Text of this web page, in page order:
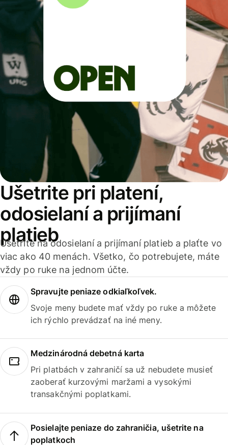
Ušetrite pri platení,
odosielaní a prijímaní
platieb
Ušetrite na odosielaní a prijímaní platieb a plaťte vo
viac ako 40 menách. Všetko, čo potrebujete, máte
vždy po ruke na jednom účte.
Spravujte peniaze odkiaľkoľvek.
Svoje meny budete mať vždy po ruke a môžete
ich rýchlo prevádzať na iné meny.
Medzinárodná debetná karta
Pri platbách v zahraničí sa už nebudete musieť
zaoberať kurzovými maržami a vysokými
transakčnými poplatkami.
Posielajte peniaze do zahraničia, ušetrite na
poplatkoch